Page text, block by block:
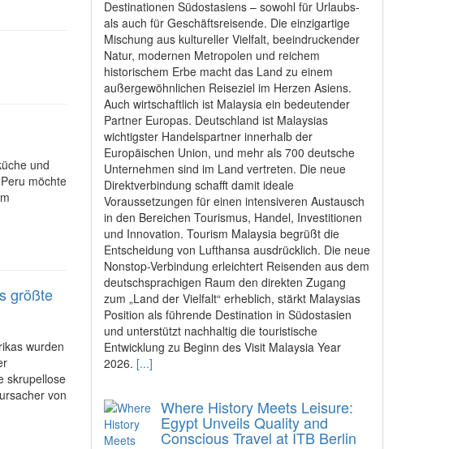
und
möchte
größte
wurden
skrupellose
von
Destinationen Südostasiens – sowohl für Urlaubs-
als auch für Geschäftsreisende. Die einzigartige
Mischung aus kultureller Vielfalt, beeindruckender
Natur, modernen Metropolen und reichem
historischem Erbe macht das Land zu einem
außergewöhnlichen Reiseziel im Herzen Asiens.
Auch wirtschaftlich ist Malaysia ein bedeutender
Partner Europas. Deutschland ist Malaysias
wichtigster Handelspartner innerhalb der
Europäischen Union, und mehr als 700 deutsche
Unternehmen sind im Land vertreten. Die neue
Direktverbindung schafft damit ideale
Voraussetzungen für einen intensiveren Austausch
in den Bereichen Tourismus, Handel, Investitionen
und Innovation. Tourism Malaysia begrüßt die
Entscheidung von Lufthansa ausdrücklich. Die neue
Nonstop-Verbindung erleichtert Reisenden aus dem
deutschsprachigen Raum den direkten Zugang
zum „Land der Vielfalt“ erheblich, stärkt Malaysias
Position als führende Destination in Südostasien
und unterstützt nachhaltig die touristische
Entwicklung zu Beginn des Visit Malaysia Year
2026. [...]
Where History Meets Leisure:
Egypt Unveils Quality and
Conscious Travel at ITB Berlin